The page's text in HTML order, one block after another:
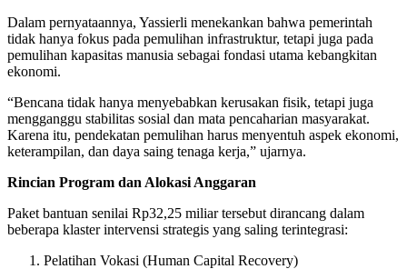
Dalam pernyataannya, Yassierli menekankan bahwa pemerintah
tidak hanya fokus pada pemulihan infrastruktur, tetapi juga pada
pemulihan kapasitas manusia sebagai fondasi utama kebangkitan
ekonomi.
“Bencana tidak hanya menyebabkan kerusakan fisik, tetapi juga
mengganggu stabilitas sosial dan mata pencaharian masyarakat.
Karena itu, pendekatan pemulihan harus menyentuh aspek ekonomi,
keterampilan, dan daya saing tenaga kerja,” ujarnya.
Rincian Program dan Alokasi Anggaran
Paket bantuan senilai Rp32,25 miliar tersebut dirancang dalam
beberapa klaster intervensi strategis yang saling terintegrasi:
Pelatihan Vokasi (Human Capital Recovery)